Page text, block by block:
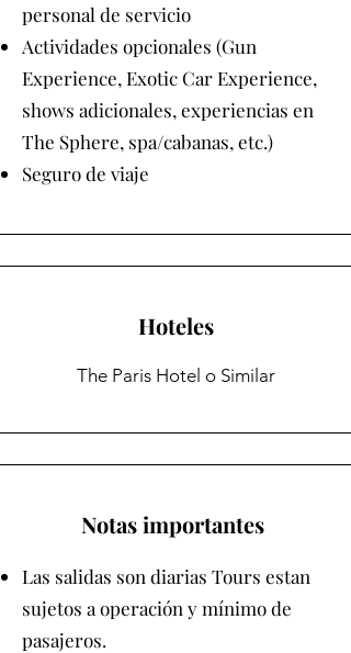
personal de servicio
Actividades opcionales (Gun
Experience, Exotic Car Experience,
shows adicionales, experiencias en
The Sphere, spa/cabanas, etc.)
Seguro de viaje
Hoteles
The Paris Hotel o Similar
Notas importantes
Las salidas son diarias Tours estan
sujetos a operación y mínimo de
pasajeros.